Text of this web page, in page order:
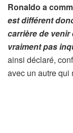
Ronaldo a
est différent
carrière de
vraiment pas
ainsi déclaré,
avec un autre qui